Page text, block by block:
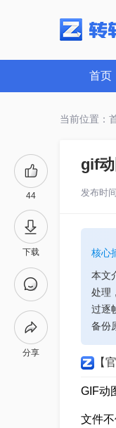
首页
当前位置：
44
下载
分享
gif
发布时
核心
本文
处理
过逐
备份
【
GIF动
文件